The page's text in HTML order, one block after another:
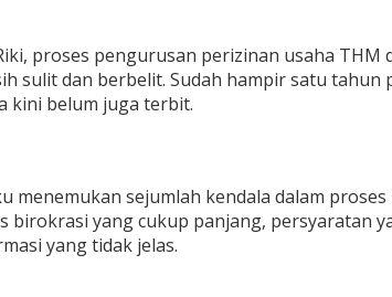
proses pengurusan perizinan usaha THM
sulit dan berbelit. Sudah hampir satu tahun
kini belum juga terbit.
menemukan sejumlah kendala dalam
birokrasi yang cukup panjang, persyaratan
yang tidak jelas.